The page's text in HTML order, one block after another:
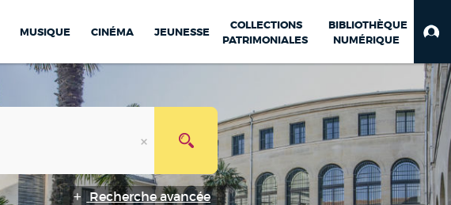
MUSIQUE CINÉMA JEUNESSE
COLLECTIONS
PATRIMONIALES
BIBLIOTHÈQUE
NUMÉRIQUE
Recherche avancée